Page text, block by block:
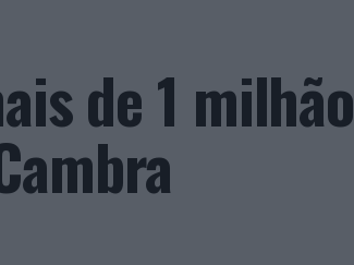
de 1 milhão